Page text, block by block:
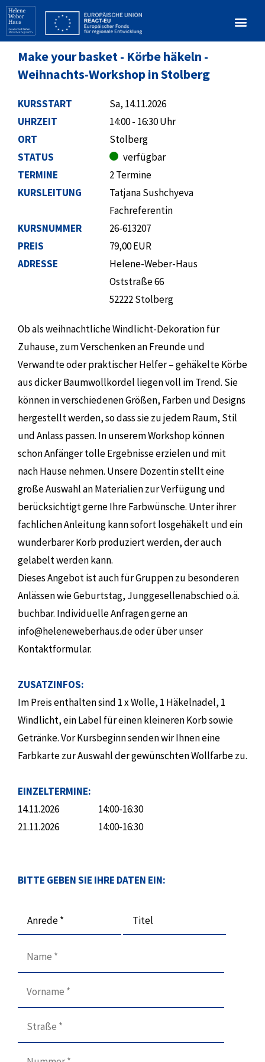
Make your basket - Körbe häkeln -
Weihnachts-Workshop in Stolberg
KURSSTART
UHRZEIT
ORT
STATUS
TERMINE
Sa, 14.11.2026
14:00 - 16:30 Uhr
Stolberg
verfügbar
2 Termine
KURSLEITUNG
KURSNUMMER
PREIS
ADRESSE
Tatjana Sushchyeva
Fachreferentin
26-613207
79,00 EUR
Helene-Weber-Haus
Oststraße 66
52222 Stolberg
Ob als weihnachtliche Windlicht-Dekoration für
Zuhause, zum Verschenken an Freunde und
Verwandte oder praktischer Helfer – gehäkelte Körbe
aus dicker Baumwollkordel liegen voll im Trend. Sie
können in verschiedenen Größen, Farben und Designs
hergestellt werden, so dass sie zu jedem Raum, Stil
und Anlass passen. In unserem Workshop können
schon Anfänger tolle Ergebnisse erzielen und mit
nach Hause nehmen. Unsere Dozentin stellt eine
große Auswahl an Materialien zur Verfügung und
berücksichtigt gerne Ihre Farbwünsche. Unter ihrer
fachlichen Anleitung kann sofort losgehäkelt und ein
wunderbarer Korb produziert werden, der auch
gelabelt werden kann.
Dieses Angebot ist auch für Gruppen zu besonderen
Anlässen wie Geburtstag, Junggesellenabschied o.ä.
buchbar. Individuelle Anfragen gerne an
info@heleneweberhaus.de oder über unser
Kontaktformular.
ZUSATZINFOS:
Im Preis enthalten sind 1 x Wolle, 1 Häkelnadel, 1
Windlicht, ein Label für einen kleineren Korb sowie
Getränke. Vor Kursbeginn senden wir Ihnen eine
Farbkarte zur Auswahl der gewünschten Wollfarbe zu.
EINZELTERMINE:
14.11.2026
14:00-16:30
21.11.2026
14:00-16:30
BITTE GEBEN SIE IHRE DATEN EIN:
Anrede * Titel